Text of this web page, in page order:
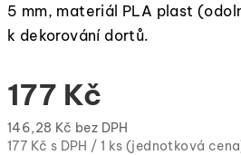
5 mm, materiál PLA plast
k dekorování dortů.
177 Kč
146,28 Kč bez DPH
Měrná
177 Kč s DPH / 1 ks (jednotková